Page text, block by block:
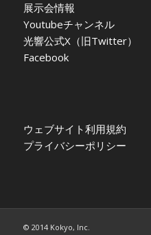
展示会情報
Youtubeチャンネル
光響公式X（旧Twitter）
Facebook
ウェブサイト利用規約
プライバシーポリシー
© 2014 Kokyo, Inc.